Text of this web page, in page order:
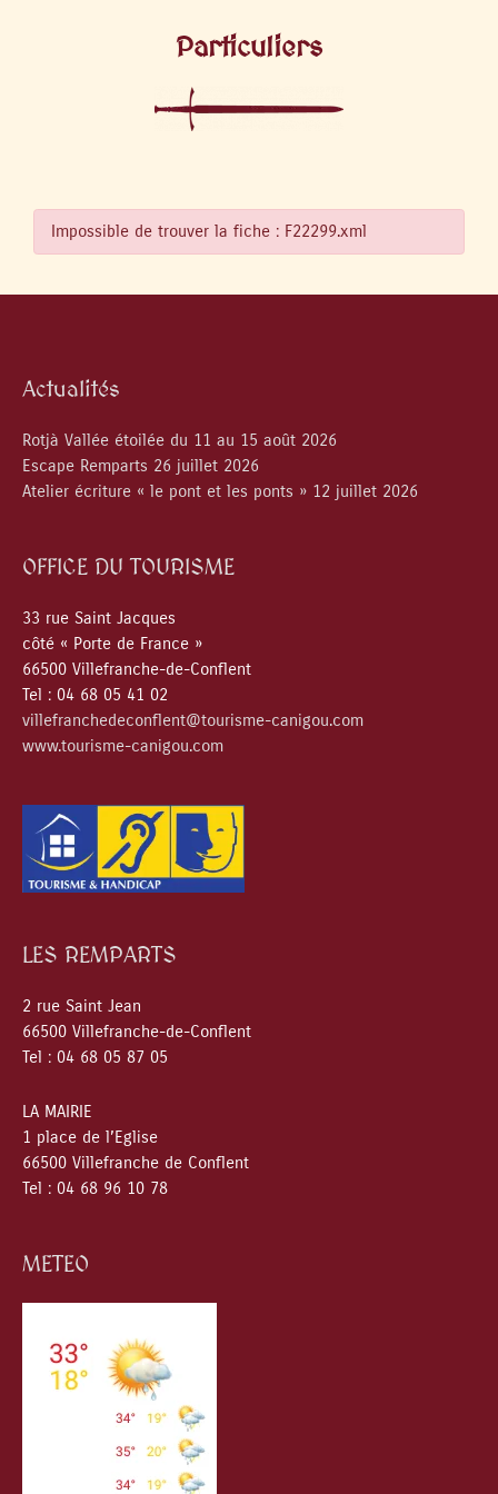
Particuliers
Impossible de trouver la fiche : F22299.xml
Actualités
Rotjà Vallée étoilée du 11 au 15 août 2026
Escape Remparts 26 juillet 2026
Atelier écriture « le pont et les ponts » 12 juillet 2026
OFFICE DU TOURISME
33 rue Saint Jacques
côté « Porte de France »
66500 Villefranche-de-Conflent
Tel : 04 68 05 41 02
villefranchedeconflent@tourisme-canigou.com
www.tourisme-canigou.com
LES REMPARTS
2 rue Saint Jean
66500 Villefranche-de-Conflent
Tel : 04 68 05 87 05
LA MAIRIE
1 place de l’Eglise
66500 Villefranche de Conflent
Tel : 04 68 96 10 78
METEO